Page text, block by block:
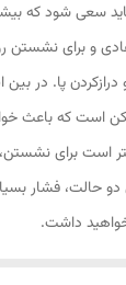
باید سعی شود که
و برای نشستن
و درازکردن پا. در
است که باعث
است برای
دو حالت، فشار
داشت.